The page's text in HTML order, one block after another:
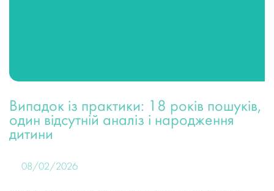
Випадок із практики: 18 років пошуків,
один відсутній аналіз і народження
дитини
08/02/2026